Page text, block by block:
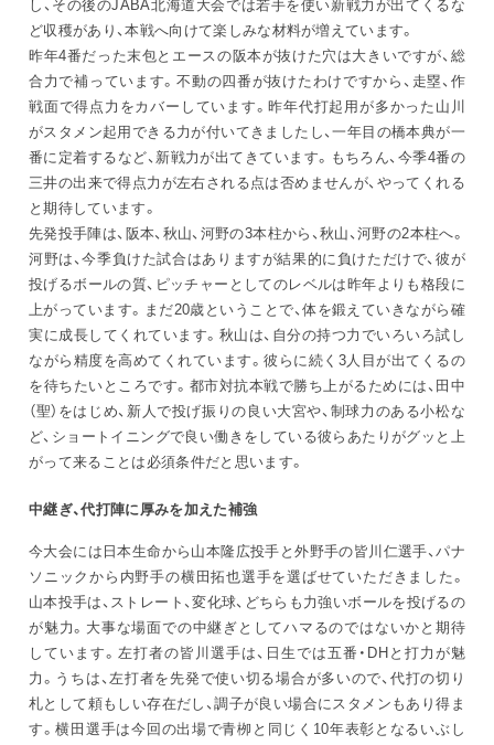
し、その後のJABA北海道大会では若手を使い新戦力が出てくるな
ど収穫があり、本戦へ向けて楽しみな材料が増えています。
昨年4番だった末包とエースの阪本が抜けた穴は大きいですが、総
合力で補っています。不動の四番が抜けたわけですから、走塁、作
戦面で得点力をカバーしています。昨年代打起用が多かった山川
がスタメン起用できる力が付いてきましたし、一年目の橋本典が一
番に定着するなど、新戦力が出てきています。もちろん、今季4番の
三井の出来で得点力が左右される点は否めませんが、やってくれる
と期待しています。
先発投手陣は、阪本、秋山、河野の3本柱から、秋山、河野の2本柱へ。
河野は、今季負けた試合はありますが結果的に負けただけで、彼が
投げるボールの質、ピッチャーとしてのレベルは昨年よりも格段に
上がっています。まだ20歳ということで、体を鍛えていきながら確
実に成長してくれています。秋山は、自分の持つ力でいろいろ試し
ながら精度を高めてくれています。彼らに続く3人目が出てくるの
を待ちたいところです。都市対抗本戦で勝ち上がるためには、田中
（聖）をはじめ、新人で投げ振りの良い大宮や、制球力のある小松な
ど、ショートイニングで良い働きをしている彼らあたりがグッと上
がって来ることは必須条件だと思います。
中継ぎ、代打陣に厚みを加えた補強
今大会には日本生命から山本隆広投手と外野手の皆川仁選手、パナ
ソニックから内野手の横田拓也選手を選ばせていただきました。
山本投手は、ストレート、変化球、どちらも力強いボールを投げるの
が魅力。大事な場面での中継ぎとしてハマるのではないかと期待
しています。左打者の皆川選手は、日生では五番・DHと打力が魅
力。うちは、左打者を先発で使い切る場合が多いので、代打の切り
札として頼もしい存在だし、調子が良い場合にスタメンもあり得ま
す。横田選手は今回の出場で青栁と同じく10年表彰となるいぶし